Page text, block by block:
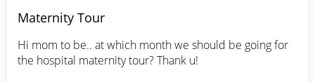
Maternity Tour
Hi mom to be.. at which month we should be going for
the hospital maternity tour? Thank u!